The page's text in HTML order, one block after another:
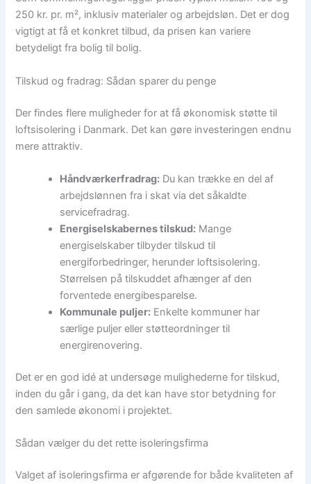
250 kr. pr. m², inklusiv materialer og arbejdsløn. Det er dog
vigtigt at få et konkret tilbud, da prisen kan variere
betydeligt fra bolig til bolig.
Tilskud og fradrag: Sådan sparer du penge
Der findes flere muligheder for at få økonomisk støtte til
loftsisolering i Danmark. Det kan gøre investeringen endnu
mere attraktiv.
Håndværkerfradrag: Du kan trække en del af
arbejdslønnen fra i skat via det såkaldte
servicefradrag.
Energiselskabernes tilskud: Mange
energiselskaber tilbyder tilskud til
energiforbedringer, herunder loftsisolering.
Størrelsen på tilskuddet afhænger af den
forventede energibesparelse.
Kommunale puljer: Enkelte kommuner har
særlige puljer eller støtteordninger til
energirenovering.
Det er en god idé at undersøge mulighederne for tilskud,
inden du går i gang, da det kan have stor betydning for
den samlede økonomi i projektet.
Sådan vælger du det rette isoleringsfirma
Valget af isoleringsfirma er afgørende for både kvaliteten af